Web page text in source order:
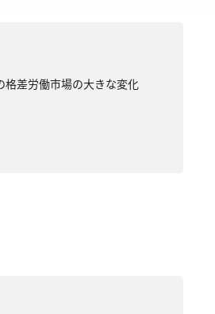
差労働市場の大きな変化